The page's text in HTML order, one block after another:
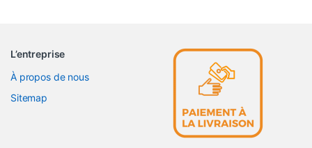
L’entreprise
À propos de nous
Sitemap